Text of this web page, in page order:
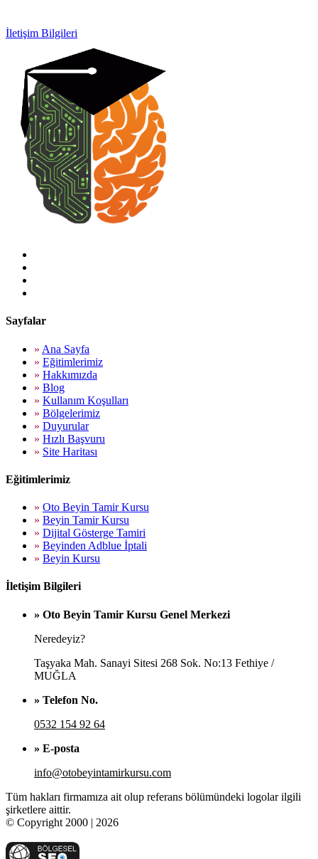
İletişim Bilgileri
Sayfalar
» Ana Sayfa
» Eğitimlerimiz
» Hakkımızda
» Blog
» Kullanım Koşulları
» Bölgelerimiz
» Duyurular
» Hızlı Başvuru
» Site Haritası
Eğitimlerimiz
» Oto Beyin Tamir Kursu
» Beyin Tamir Kursu
» Dijital Gösterge Tamiri
» Beyinden Adblue İptali
» Beyin Kursu
İletişim Bilgileri
» Oto Beyin Tamir Kursu Genel Merkezi
Neredeyiz?
Taşyaka Mah. Sanayi Sitesi 268 Sok. No:13 Fethiye /
MUĞLA
» Telefon No.
0532 154 92 64
» E-posta
info@otobeyintamirkursu.com
Tüm hakları firmamıza ait olup referans bölümündeki logolar ilgili
şirketlere aittir.
© Copyright 2000 | 2026